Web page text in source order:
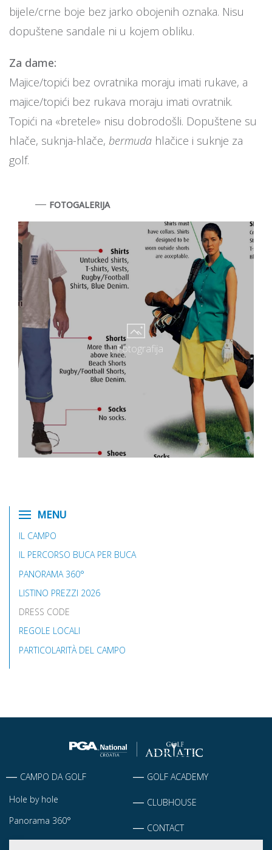
bijele/crne boje bez jarko obojenih oznaka. Nisu
dopuštene sandale ni u kojem obliku.
Za dame:
Majice/topići bez ovratnika moraju imati rukave, a
majice/topići bez rukava moraju imati ovratnik.
Topići na «bretele» nisu dobrodošli. Dopuštene su
hlače, suknja-hlače, bermuda hlačice i suknje za
golf.
FOTOGALERIJA
1 Fotografija
MENU
IL CAMPO
IL PERCORSO BUCA PER BUCA
PANORAMA 360°
LISTINO PREZZI 2026
DRESS CODE
REGOLE LOCALI
PARTICOLARITÀ DEL CAMPO
CAMPO DA GOLF
Hole by hole
Panorama 360°
GOLF ACADEMY
CLUBHOUSE
CONTACT